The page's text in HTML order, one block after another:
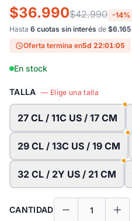
$36.990$42.990 -14%
Hasta 6 cuotas sin interés de $6.165
Oferta termina en5d 22:01:04
En stock
TALLA — Elige una talla
27 CL / 11C US / 17 CM
29 CL / 13C US / 19 CM
32 CL / 2Y US / 21 CM
CANTIDAD